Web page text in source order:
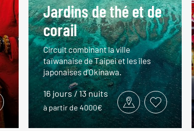
Jardins de thé et de
corail
Circuit combinant la ville
taïwanaise de Taipei et les îles
japonaises d’Okinawa.
16 jours / 13 nuits
à partir de 4000€